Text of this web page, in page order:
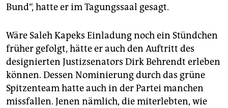
Bund“, hatte er im Tagungssaal gesagt.
Wäre Saleh Kapeks Einladung noch ein Stündchen
früher gefolgt, hätte er auch den Auftritt des
designierten Justizsenators Dirk Behrendt erleben
können. Dessen Nominierung durch das grüne
Spitzenteam hatte auch in der Partei manchen
missfallen. Jenen nämlich, die miterlebten, wie